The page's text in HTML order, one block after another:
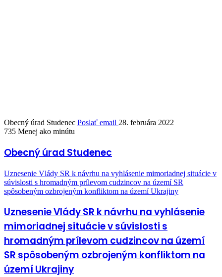
Obecný úrad Studenec Poslať email 28. februára 2022
735 Menej ako minútu
Obecný úrad Studenec
Uznesenie Vlády SR k návrhu na vyhlásenie mimoriadnej situácie v
súvislosti s hromadným prílevom cudzincov na území SR
spôsobeným ozbrojeným konfliktom na území Ukrajiny
Uznesenie Vlády SR k návrhu na vyhlásenie
mimoriadnej situácie v súvislosti s
hromadným prílevom cudzincov na území
SR spôsobeným ozbrojeným konfliktom na
území Ukrajiny